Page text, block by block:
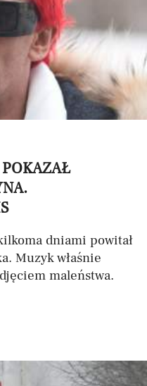
dniami powitał
Muzyk właśnie
maleństwa.